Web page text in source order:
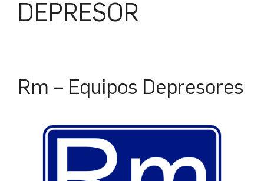
DEPRESOR
Rm – Equipos Depresores